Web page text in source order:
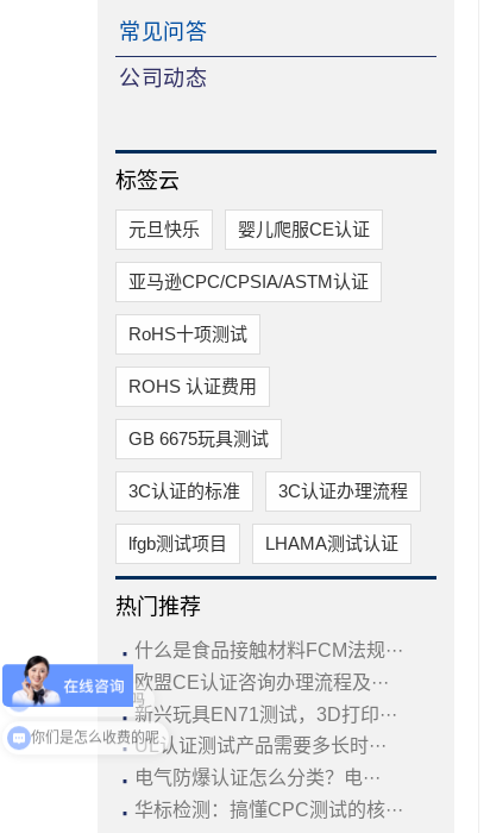
常见问答
公司动态
标签云
元旦快乐 婴儿爬服CE认证
亚马逊CPC/CPSIA/ASTM认证
RoHS十项测试
ROHS 认证费用
​GB 6675玩具测试
3C认证的标准 3C认证办理流程
lfgb测试项目 LHAMA测试认证
热门推荐
· 什么是食品接触材料FCM法规···
· 欧盟CE认证咨询办理流程及···
· 新兴玩具EN71测试，3D打印···
· UL认证测试产品需要多长时···
· 电气防爆认证怎么分类？电···
· 华标检测：搞懂CPC测试的核···
现在有优惠活动吗